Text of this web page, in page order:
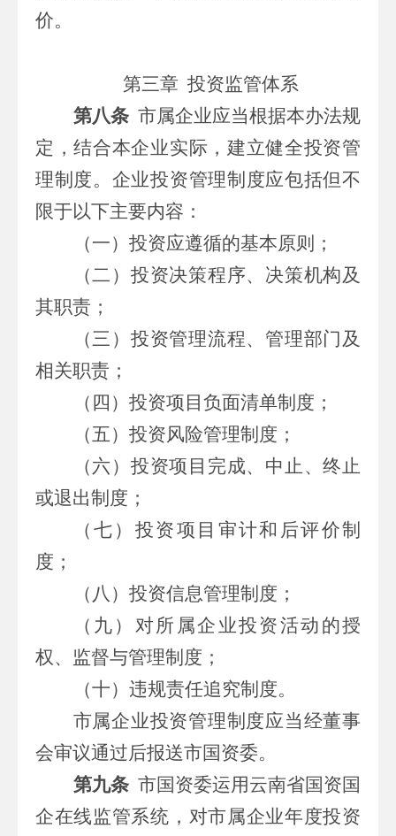
价。
第三章 投资监管体系
第八条 市属企业应当根据本办法规
定，结合本企业实际，建立健全投资管
理制度。企业投资管理制度应包括但不
限于以下主要内容：
（一） 投资应遵循的基本原则；
（二）投资决策程序、决策机构及
其职责；
（三）投资管理流程、管理部门及
相关职责；
（四）投资项目负面清单制度；
（五）投资风险管理制度；
（六）投资项目完成、中止、终止
或退出制度；
（七）投资项目审计和后评价制
度；
（八）投资信息管理制度；
（九）对所属企业投资活动的授
权、监督与管理制度；
（十）违规责任追究制度。
市属企业投资管理制度应当经董事
会审议通过后报送市国资委。
第九条 市国资委运用云南省国资国
企在线监管系统 ，对市属企业年度投资